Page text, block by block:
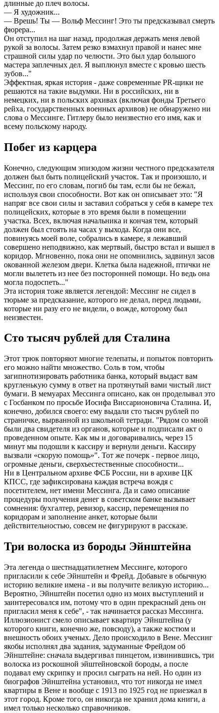
длинные до плеч волосы.
— Я художник...
— Врешь! Ты — Вольф Мессинг! Это ты предсказывал смерть
фюрера...
Он отступил на шаг назад, продолжая держать меня левой
рукой за волосы. Затем резко взмахнул правой и нанес мне
страшной силы удар по челюсти. Это был удар большого
мастера заплечных дел. Я выплюнул вместе с кровью шесть
зубов..."
Эффектная, яркая история - даже современные PR-щики не
решаются на такие выдумки. Ни в российских, ни в
немецких, ни в польских архивах (включая фонды Третьего
рейха, государственных военных архивов) не обнаружено ни
слова о Мессинге. Гитлеру было неизвестно его имя, как и
всему польскому народу.
Побег из карцера
Конечно, следующим эпизодом жизни честного предсказателя
должен был быть полицейский участок. Так и произошло, и
Мессинг, по его словам, погиб бы там, если бы не бежал,
используя свои способности. Вот как он описывает это: "Я
напряг все свои силы и заставил собраться у себя в камере тех
полицейских, которые в это время были в помещении
участка. Всех, включая начальника и кончая тем, который
должен был стоять на часах у выхода. Когда они все,
повинуясь моей воле, собрались в камере, я лежавший
совершено неподвижно, как мертвый, быстро встал и вышел в
коридор. Мгновенно, пока они не опомнились, задвинул засов
окованной железом двери. Клетка была надежной, птички не
могли вылететь из нее без посторонней помощи. Но ведь она
могла подоспеть..."
Эта история тоже является легендой: Мессинг не сидел в
тюрьме за предсказание, которого не делал, перед людьми,
которые ни разу его не видели, о вожде, которому был
неизвестен.
Сто тысяч рублей для Сталина
Этот трюк повторяют многие телепаты, и попыток повторить
его можно найти множество. Соль в том, чтобы
загипнотизировать работника банка, который выдаст вам
кругленькую сумму в ответ на протянутый вами чистый лист
бумаги. В мемуарах Мессинга описано, как он проделывал это
с Госбанком по просьбе Иосифа Виссарионовича Сталина. И,
конечно, добился своего: ему выдали сто тысяч рублей по
страничке, вырванной из школьной тетради. "Рядом со мной
были два свидетеля из органов, которые и подписали акт о
проведенном опыте. Как мы и договаривались, через 15
минут мы подошли к кассиру и вернули деньги. Кассиру
вызвали «скорую помощь»". Тот же почерк - первое лицо,
огромные деньги, сверхъестественные способности...
Ни в Центральном архиве ФСБ России, ни в архиве ЦК
КПСС, где зафиксирована каждая встреча вождя с
посетителем, нет имени Мессинга. Да и само описание
процедуры получения денег в советском банке вызывает
сомнения: бухгалтер, ревизор, кассир, перемещения по
коридорам и заполнение анкет, которые были
действительностью, совсем не фигурируют в рассказе.
Три волоска из бороды Эйнштейна
Эта легенда о шестнадцатилетнем Мессинге, которого
пригласили к себе Эйнштейн и Фрейд. Добавьте в обычную
историю великие имена - и вы получите великую историю...
Вероятно, Эйнштейн посетил одно из моих выступлений и
заинтересовался им, потому что в один прекрасный день он
пригласил меня к себе", - так начинается рассказ Мессинга.
Иллюзионист смело описывает квартиру Эйнштейна (у
которого книги, конечно же, повсюду), а также костюм и
внешность обоих ученых. Дело происходило в Вене. Мессинг
якобы исполнял два задания, задуманные Фрейдом об
Эйнштейне: сначала выдергивал пинцетом, извинившись, три
волоска из роскошной эйштейновской бороды, а после
подавал ему скрипку и просил сыграть на ней. Но один из
биографов Эйнштейна установил, что тот никогда не имел
квартиры в Вене и вообще с 1913 по 1925 год не приезжал в
этот город. Кроме того, он никогда не хранил дома книги, а
имел только несколько справочников.